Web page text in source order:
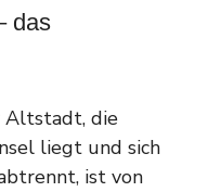
das
Altstadt, die
liegt und sich
ist von